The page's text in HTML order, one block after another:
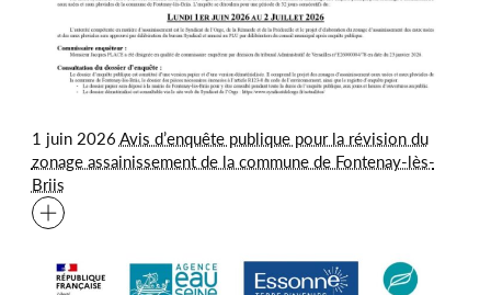
1 juin 2026Avis d’enquête publique pour la révision du
zonage assainissement de la commune de Fontenay-lès-
Briis